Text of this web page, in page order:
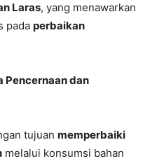
Laras, yang menawarkan
pada perbaikan
Pencernaan dan
tujuan memperbaiki
melalui konsumsi bahan